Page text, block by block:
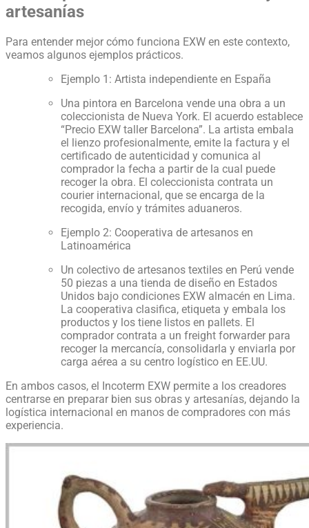
artesanías
Para entender mejor cómo funciona EXW en este contexto,
veamos algunos ejemplos prácticos.
Ejemplo 1: Artista independiente en España
Una pintora en Barcelona vende una obra a un
coleccionista de Nueva York. El acuerdo establece
“Precio EXW taller Barcelona”. La artista embala
el lienzo profesionalmente, emite la factura y el
certificado de autenticidad y comunica al
comprador la fecha a partir de la cual puede
recoger la obra. El coleccionista contrata un
courier internacional, que se encarga de la
recogida, envío y trámites aduaneros.
Ejemplo 2: Cooperativa de artesanos en
Latinoamérica
Un colectivo de artesanos textiles en Perú vende
50 piezas a una tienda de diseño en Estados
Unidos bajo condiciones EXW almacén en Lima.
La cooperativa clasifica, etiqueta y embala los
productos y los tiene listos en pallets. El
comprador contrata a un freight forwarder para
recoger la mercancía, consolidarla y enviarla por
carga aérea a su centro logístico en EE.UU.
En ambos casos, el Incoterm EXW permite a los creadores
centrarse en preparar bien sus obras y artesanías, dejando la
logística internacional en manos de compradores con más
experiencia.